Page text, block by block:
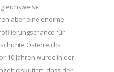
aber eine enorme
für
Österreichs
10 Jahren wurde in der
diskutiert, dass der